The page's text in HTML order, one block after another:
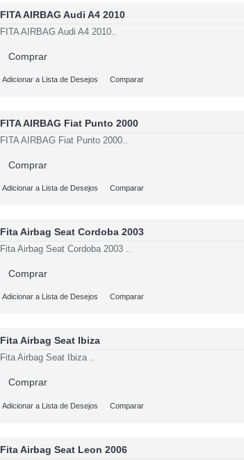
FITA AIRBAG Audi A4 2010
FITA AIRBAG Audi A4 2010..
Comprar
Adicionar a Lista de Desejos Comparar
FITA AIRBAG Fiat Punto 2000
FITA AIRBAG Fiat Punto 2000..
Comprar
Adicionar a Lista de Desejos Comparar
Fita Airbag Seat Cordoba 2003
Fita Airbag Seat Cordoba 2003 ..
Comprar
Adicionar a Lista de Desejos Comparar
Fita Airbag Seat Ibiza
Fita Airbag Seat Ibiza ..
Comprar
Adicionar a Lista de Desejos Comparar
Fita Airbag Seat Leon 2006